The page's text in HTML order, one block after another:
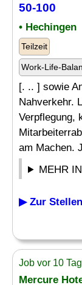
50-100
• Hechingen
Teilzeit
Work-Life-
[. .. ] sowie
Nahverkehr.
Verpflegung,
am Machen.
MEHR
▶ Zur
Job vor 10
Mercure